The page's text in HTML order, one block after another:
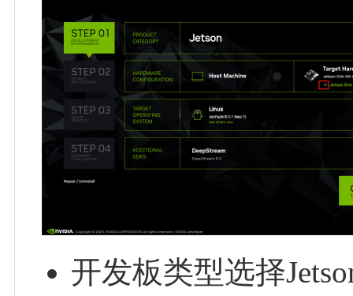
开发板类型选择